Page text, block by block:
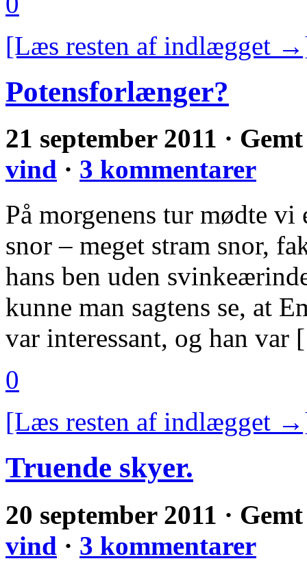
[Læs resten af indlægget
Potensforlænger?
21 september 2011 ·
vind · 3 kommentarer
På morgenens tur mødte
snor – meget stram snor,
hans ben uden
kunne man sagtens se, at
var interessant, og han
0
[Læs resten af indlægget
Truende skyer.
20 september 2011 ·
vind · 3 kommentarer